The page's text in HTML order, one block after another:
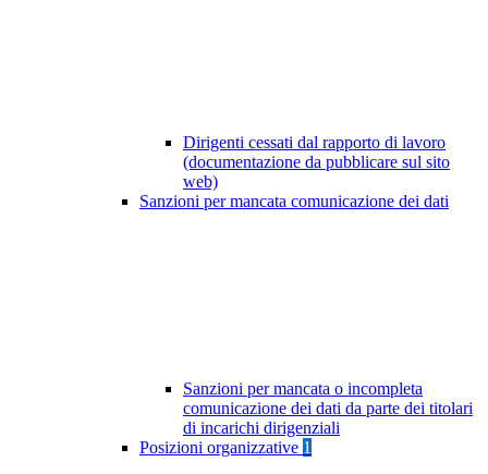
Dirigenti cessati dal rapporto di lavoro
(documentazione da pubblicare sul sito
web)
Sanzioni per mancata comunicazione dei dati
Sanzioni per mancata o incompleta
comunicazione dei dati da parte dei titolari
di incarichi dirigenziali
Posizioni organizzative 1